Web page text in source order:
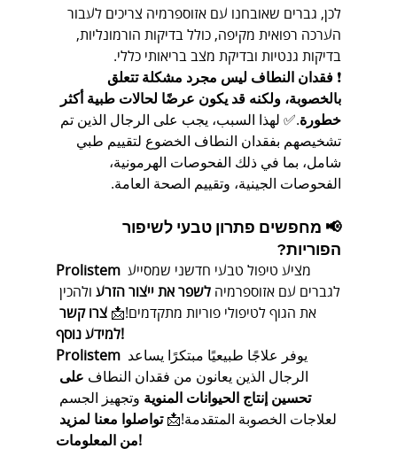
לכן, גברים שאובחנו עם אזוספרמיה צריכים לעבור
הערכה רפואית מקיפה, כולל בדיקות הורמונליות,
בדיקות גנטיות ובדיקת מצב בריאותי כללי.
❗ فقدان النطاف ليس مجرد مشكلة تتعلق
بالخصوبة، ولكنه قد يكون عرضًا لحالات طبية أكثر
خطورة.✅ لهذا السبب، يجب على الرجال الذين تم
تشخيصهم بفقدان النطاف الخضوع لتقييم طبي
شامل، بما في ذلك الفحوصات الهرمونية،
الفحوصات الجينية، وتقييم الصحة العامة.
📢 מחפשים פתרון טבעי לשיפור
הפוריות?
Prolistem מציע טיפול טבעי חדשני שמסייע
לגברים עם אזוספרמיה לשפר את ייצור הזרע ולהכין
את הגוף לטיפולי פוריות מתקדמים!📩 צרו קשר
למידע נוסף!
Prolistem يوفر علاجًا طبيعيًا مبتكرًا يساعد
الرجال الذين يعانون من فقدان النطاف على
تحسين إنتاج الحيوانات المنوية وتجهيز الجسم
لعلاجات الخصوبة المتقدمة!📩 تواصلوا معنا لمزيد
من المعلومات!